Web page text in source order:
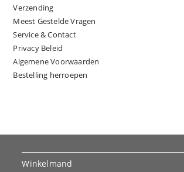
Verzending
Meest Gestelde Vragen
Service & Contact
Privacy Beleid
Algemene Voorwaarden
Bestelling herroepen
Winkelmand